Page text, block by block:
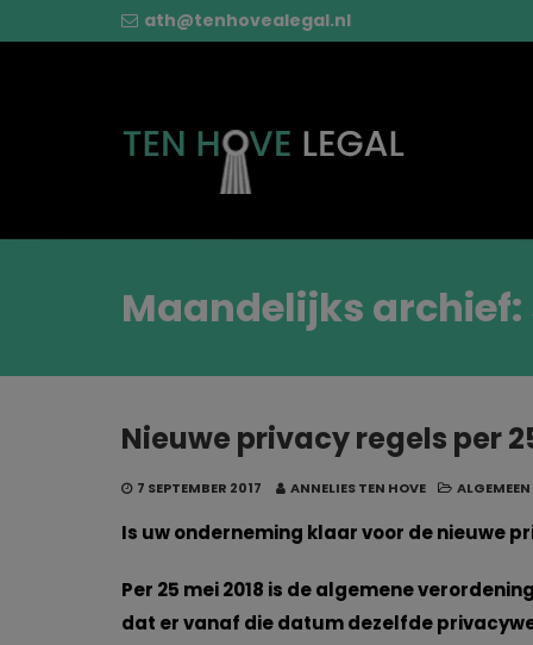
ath@tenhovealegal.nl
Maandelijks archief:
Nieuwe privacy regels per
7 SEPTEMBER 2017 ANNELIES TEN HOVE
Is uw onderneming klaar voor de nieuwe
Per 25 mei 2018 is de algemene
dat er vanaf die datum dezelfde